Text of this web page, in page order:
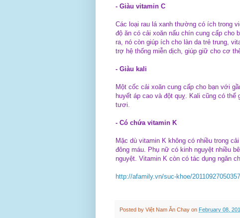
- Giàu vitamin C
Các loại rau lá xanh thường có ích trong
độ ăn có cải xoăn nấu chín cung cấp cho
ra, nó còn giúp ích cho làn da trẻ trung,
trợ hệ thống miễn dịch, giúp giữ cho cơ
- Giàu kali
Một cốc cải xoăn cung cấp cho bạn với
huyết áp cao và đột quỵ. Kali cũng có
tươi.
- Có chứa vitamin K
Mặc dù vitamin K không có nhiều trong
đông máu. Phụ nữ có kinh nguyệt nhiều
nguyệt. Vitamin K còn có tác dụng ngăn
http://afamily.vn/suc-khoe/
Posted by Việt Nam Ăn Chay on February 08,